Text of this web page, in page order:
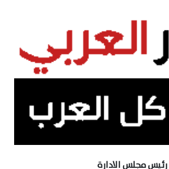
رئيس مجلس الادارة